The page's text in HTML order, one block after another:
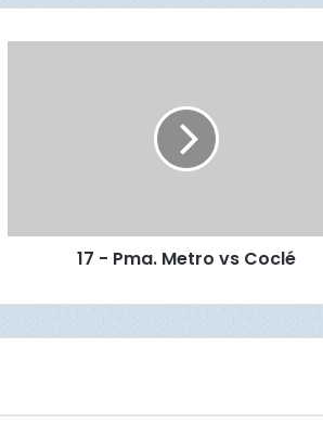
e
o
c
17 - Pma. Metro vs Coclé